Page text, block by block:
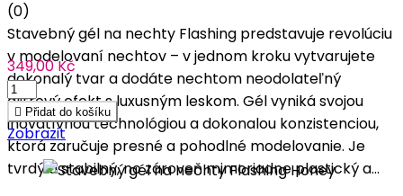
(0)
Stavebný gél na nechty Flashing predstavuje revolúciu
v modelovaní nechtov – v jednom kroku vytvarujete
dokonalý tvar a dodáte nechtom neodolateľný
glitrový efekt s luxusným leskom. Gél vyniká svojou
inovatívnou technológiou a dokonalou konzistenciou,
ktorá zaručuje presné a pohodlné modelovanie. Je
tvrdý a stabilný, no zároveň mimoriadne plastický a...
349,00 Kč
 Přidat do košíku
Zobrazit